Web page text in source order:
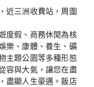
近三洲收費站，周圍
度假、商務休閒為核
樂、康體、養生、礦
主題公園等多種形態
容與大氣，讓您在盡
盡顯人生豪邁。飯店